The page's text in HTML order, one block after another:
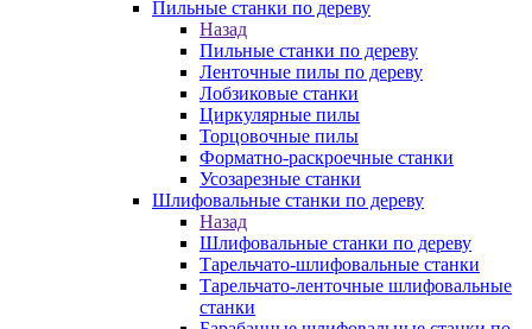
Пильные станки по дереву
Назад
Пильные станки по дереву
Ленточные пилы по дереву
Лобзиковые станки
Циркулярные пилы
Торцовочные пилы
Форматно-раскроечные станки
Усозарезные станки
Шлифовальные станки по дереву
Назад
Шлифовальные станки по дереву
Тарельчато-шлифовальные станки
Тарельчато-ленточные шлифовальные
станки